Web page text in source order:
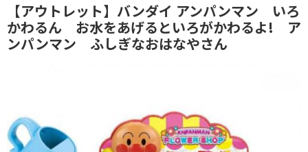
【アウトレット】バンダイ アンパンマン いろ
かわるん お水をあげるといろがかわるよ! ア
ンパンマン ふしぎなおはなやさん